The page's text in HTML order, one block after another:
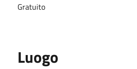
Gratuito
Luogo